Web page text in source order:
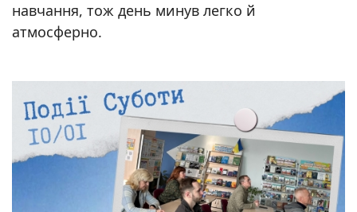
навчання, тож день минув легко й
атмосферно.